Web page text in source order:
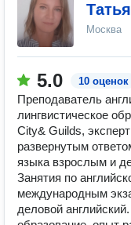
Москва
5.0 10 оценок
Преподаватель
лингвистическое
City& Guilds,
развернутым
языка взрослым и
Занятия по
международным
деловой